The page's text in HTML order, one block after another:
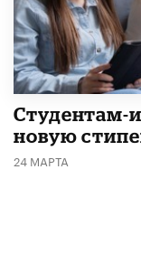
Студентам-
новую
24 МАРТА